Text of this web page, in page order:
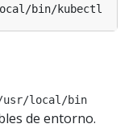
usr/local/bin
de entorno.